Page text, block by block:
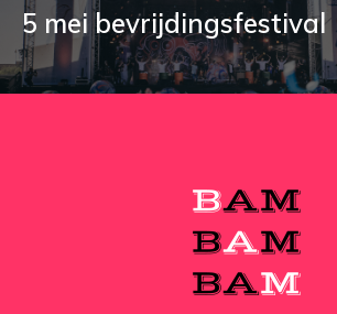
5 mei bevrijdingsfestival